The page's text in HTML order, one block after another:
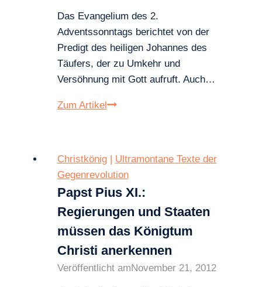
Das Evangelium des 2.
Adventssonntags berichtet von der
Predigt des heiligen Johannes des
Täufers, der zu Umkehr und
Versöhnung mit Gott aufruft. Auch…
Zum ArtikelPapst
den
der
Beichte
Christkönig| Ultramontane Texte der
Gegenrevolution
Papst Pius XI.:
Regierungen und Staaten
müssen das Königtum
Christi anerkennen
Veröffentlicht amNovember 21, 2012